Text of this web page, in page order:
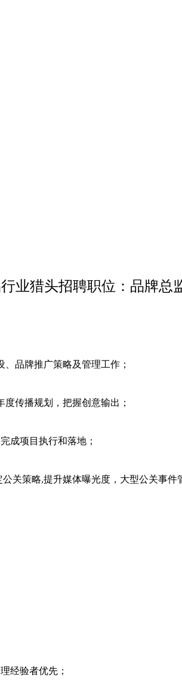
业猎头招聘职位：品牌总
品牌推广策略及管理工作；
传播规划，把握创意输出；
成项目执行和落地；
关策略,提升媒体曝光度，大型公关事件
经验者优先；